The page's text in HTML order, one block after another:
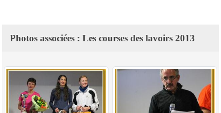
Photos associées : Les courses des lavoirs 2013